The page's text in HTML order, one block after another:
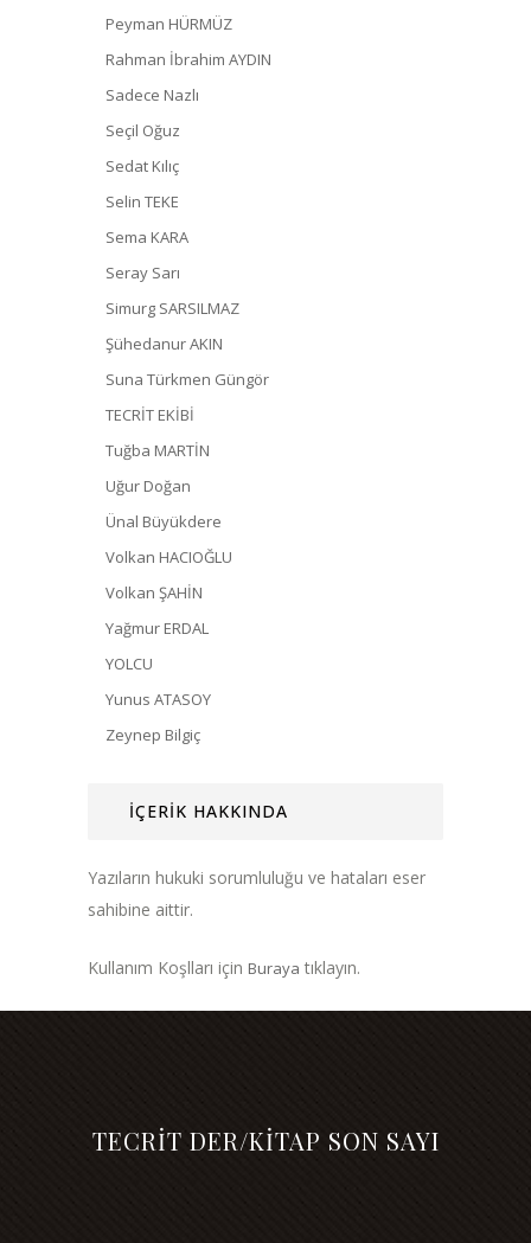
Peyman HÜRMÜZ
Rahman İbrahim AYDIN
Sadece Nazlı
Seçil Oğuz
Sedat Kılıç
Selin TEKE
Sema KARA
Seray Sarı
Simurg SARSILMAZ
Şühedanur AKIN
Suna Türkmen Güngör
TECRİT EKİBİ
Tuğba MARTİN
Uğur Doğan
Ünal Büyükdere
Volkan HACIOĞLU
Volkan ŞAHİN
Yağmur ERDAL
YOLCU
Yunus ATASOY
Zeynep Bilgiç
İÇERİK HAKKINDA
Yazıların hukuki sorumluluğu ve hataları eser
sahibine aittir.
Kullanım Koşlları için Buraya tıklayın.
TECRİT DER/KİTAP SON SAYI